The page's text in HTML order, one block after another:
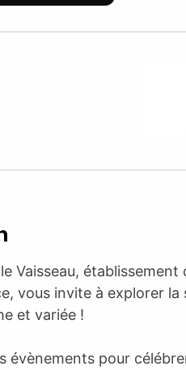
Vaisseau,
vous invite à explorer
et variée !
évènements pour